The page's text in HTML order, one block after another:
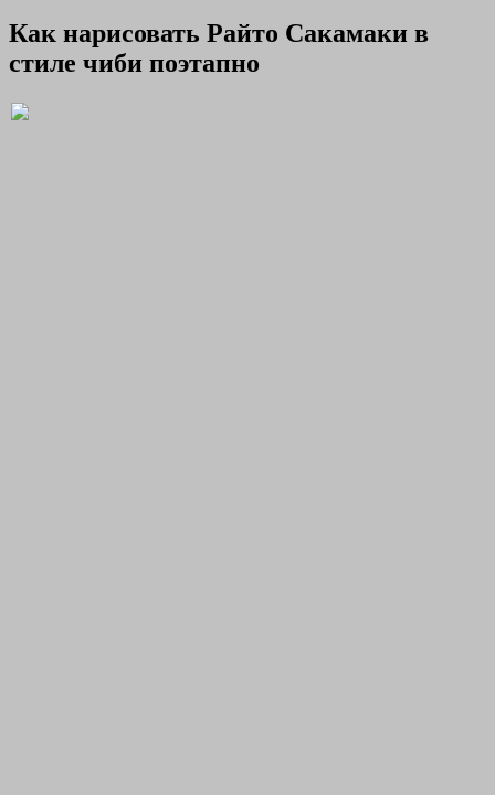
Как нарисовать Райто Сакамаки в
стиле чиби поэтапно